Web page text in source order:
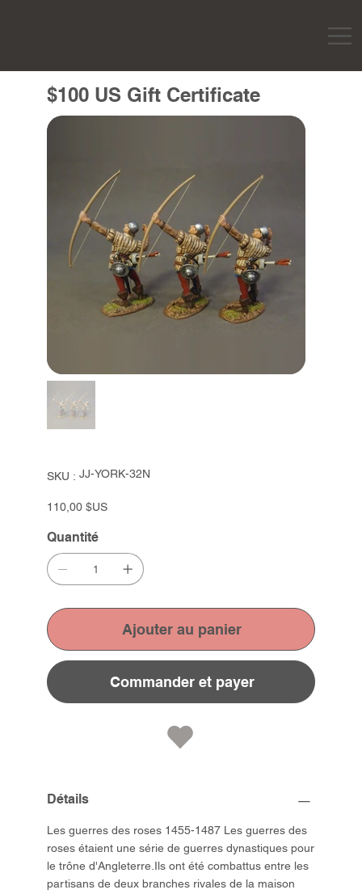
$100 US Gift Certificate
SKU :
SKU
JJ-
JJ-YORK-32N
Prix
110,00 $US
Quantité
Ajouter au panier
Commander et payer
Détails
Les guerres des roses 1455-1487 Les guerres des
roses étaient une série de guerres dynastiques pour
le trône d'Angleterre.Ils ont été combattus entre les
partisans de deux branches rivales de la maison